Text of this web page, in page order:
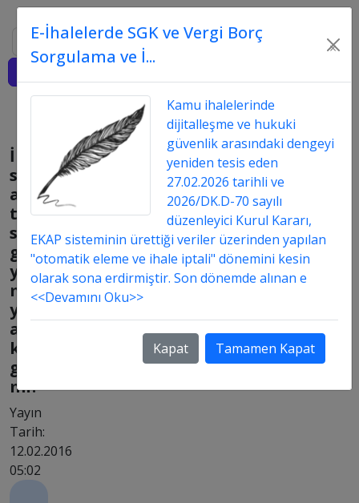
Ara
İmza
sirküsünün
arkasındaki
ticaret
sicil
gazetesi
yeterli
midir
yoksa
ayrıyeten
konulması
gerekir
mi?
Yayın
Tarih:
12.02.2016
05:02
E-İhalelerde SGK ve Vergi Borç
Sorgulama ve İ...
×
Kamu ihalelerinde
dijitalleşme ve hukuki
güvenlik arasındaki dengeyi
yeniden tesis eden
27.02.2026 tarihli ve
2026/DK.D-70 sayılı
düzenleyici Kurul Kararı,
EKAP sisteminin ürettiği veriler üzerinden yapılan
"otomatik eleme ve ihale iptali" dönemini kesin
olarak sona erdirmiştir. Son dönemde alınan e
<<Devamını Oku>>
Kapat Tamamen Kapat